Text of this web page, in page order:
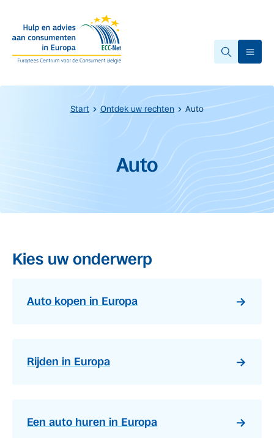
Start Ontdek uw rechten Auto
Start van de hoofdinhoud
Auto
Kies uw onderwerp
Auto kopen in Europa
Rijden in Europa
Een auto huren in Europa